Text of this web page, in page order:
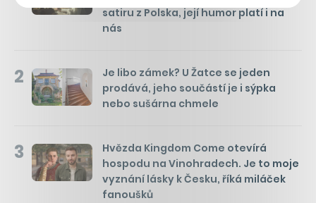
satiru z Polska, její humor platí i na
nás
2
Je libo zámek? U Žatce se jeden
prodává, jeho součástí je i sýpka
nebo sušárna chmele
3
Hvězda Kingdom Come otevírá
hospodu na Vinohradech. Je to moje
vyznání lásky k Česku, říká miláček
fanoušků